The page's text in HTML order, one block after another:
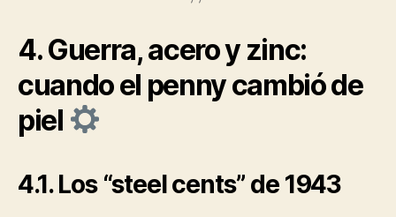
4. Guerra, acero y zinc:
cuando el penny cambió de
piel
4.1. Los “steel cents” de 1943